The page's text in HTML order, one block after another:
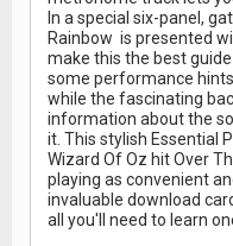
In a special six-panel,
Rainbow is presented
make this the best
some performance
while the fascinating
information about the
it. This stylish Essential
Wizard Of Oz hit Over
playing as convenient
invaluable download
all you'll need to learn